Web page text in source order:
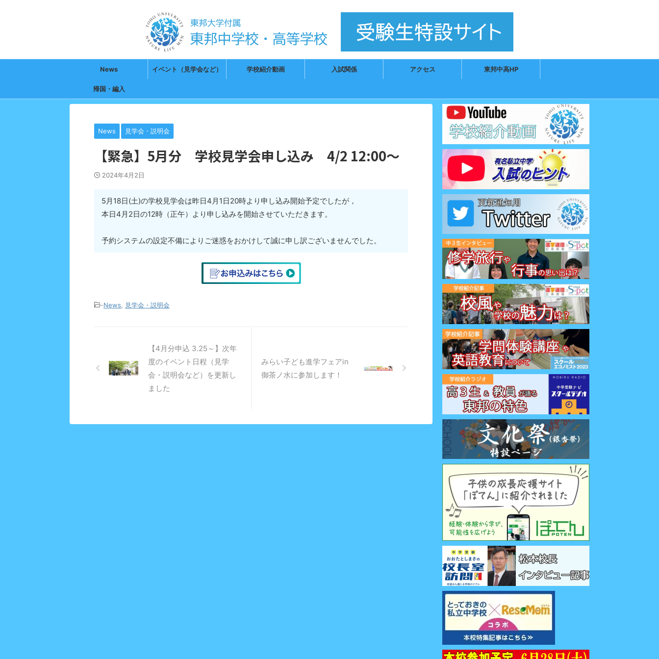
News イベント（見学会など） 学校紹介動画 入試関係 アクセス 東邦中高HP
帰国・編入
News 見学会・説明会
【緊急】5月分 学校見学会申し込み 4/2 12:00～
2024年4月2日
5月18日(土)の学校見学会は昨日4月1日20時より申し込み開始予定でしたが，
本日4月2日の12時（正午）より申し込みを開始させていただきます。
予約システムの設定不備によりご迷惑をおかけして誠に申し訳ございませんでした。
-News 見学会・説明会
【4月分申込 3.25～】次年
度のイベント日程（見学
会・説明会など）を更新し
ました
みらい子ども進学フェアin
御茶ノ水に参加します！